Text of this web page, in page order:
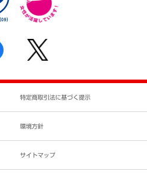
手続きについて
特定商取引法に基づく提示
環境方針
サイトマップ